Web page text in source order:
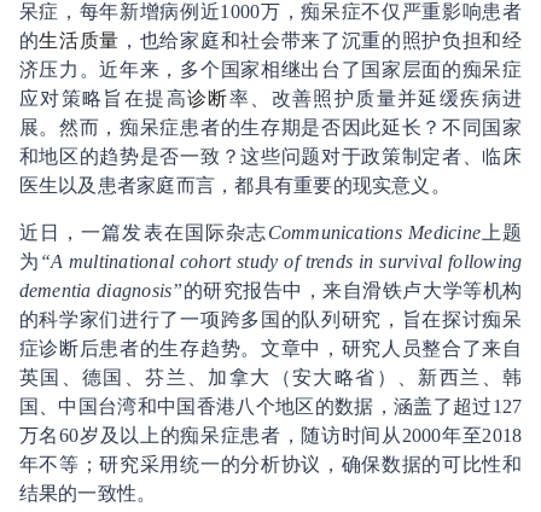
呆症，每年新增病例近1000万，痴呆症不仅严重影响患者
的生活质量 ，也给家庭和社会带来了沉重的照护负担和经
济压力。近年来，多个国家相继出台了国家层面的痴呆症
应对策略旨在提高诊断率、改善照护质量并延缓疾病进
展。然而，痴呆症患者的生存期是否因此延长？不同国家
和地区的趋势是否一致？这些问题对于政策制定者、临床
医生以及患者家庭而言，都具有重要的现实意义。
近日，一篇发表在国际杂志Communications Medicine上题
为 “A multinational cohort study of trends in survival following
dementia diagnosis”的研究报告中，来自滑铁卢大学等机构
的科学家们进行了一项跨多国的队列研究，旨在探讨痴呆
症诊断后患者的生存趋势。文章中，研究人员整合了来自
英国、德国、芬兰、加拿大（安大略省）、新西兰、韩
国、中国台湾和中国香港八个地区的数据，涵盖了超过127
万名60岁及以上的痴呆症患者，随访时间从2000年至2018
年不等；研究采用统一的分析协议，确保数据的可比性和
结果的一致性。